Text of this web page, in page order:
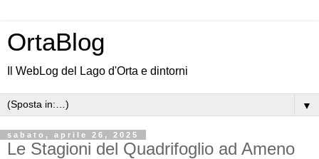
OrtaBlog
Il WebLog del Lago d'Orta e dintorni
▼
sabato, aprile 26, 2025
Le Stagioni del Quadrifoglio ad Ameno